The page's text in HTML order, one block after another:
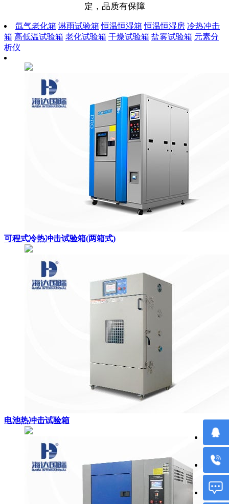
定，品质有保障
氙气老化箱 淋雨试验箱 恒温恒湿箱 恒温恒湿房 冷热冲击
箱 高低温试验箱 老化试验箱 干燥试验箱 盐雾试验箱 元素分
析仪
可程式冷热冲击试验箱(两箱式)
电池热冲击试验箱